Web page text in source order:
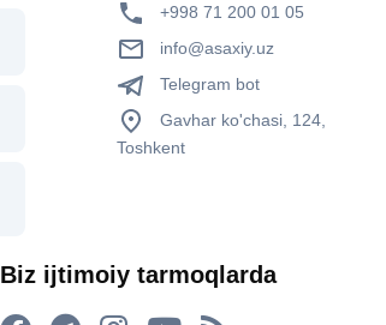
+998 71 200 01 05
info@asaxiy.uz
Telegram bot
Gavhar ko'chasi, 124,
Toshkent
Biz ijtimoiy tarmoqlarda